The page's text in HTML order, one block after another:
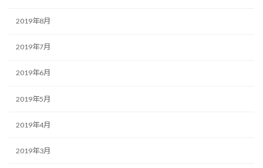
2019年8月
2019年7月
2019年6月
2019年5月
2019年4月
2019年3月